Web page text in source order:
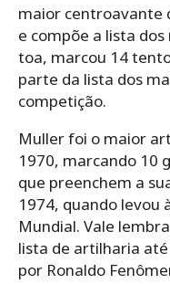
maior centroavante
e compõe a lista
toa, marcou 14
parte da lista dos
competição.
Muller foi o maior
1970, marcando 10
que preenchem a
1974, quando levou
Mundial. Vale
lista de artilharia
por Ronaldo